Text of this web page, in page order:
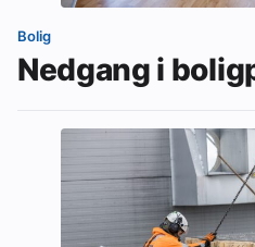
Bolig
Nedgang i